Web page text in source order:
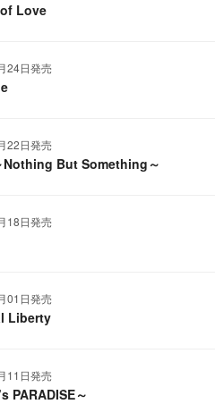
Love
24日発売
22日発売
Nothing But Something～
18日発売
01日発売
Liberty
11日発売
PARADISE～